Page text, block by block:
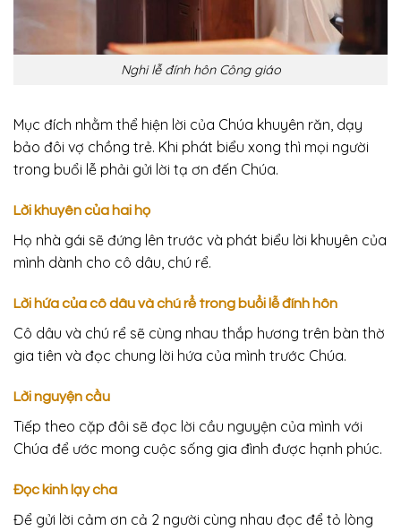
Nghi lễ đính hôn Công giáo
Mục đích nhằm thể hiện lời của Chúa khuyên răn, dạy
bảo đôi vợ chồng trẻ. Khi phát biểu xong thì mọi người
trong buổi lễ phải gửi lời tạ ơn đến Chúa.
Lời khuyên của hai họ
Họ nhà gái sẽ đứng lên trước và phát biểu lời khuyên của
mình dành cho cô dâu, chú rể.
Lời hứa của cô dâu và chú rể trong buổi lễ đính hôn
Cô dâu và chú rể sẽ cùng nhau thắp hương trên bàn thờ
gia tiên và đọc chung lời hứa của mình trước Chúa.
Lời nguyện cầu
Tiếp theo cặp đôi sẽ đọc lời cầu nguyện của mình với
Chúa để ước mong cuộc sống gia đình được hạnh phúc.
Đọc kinh lạy cha
Để gửi lời cảm ơn cả 2 người cùng nhau đọc để tỏ lòng